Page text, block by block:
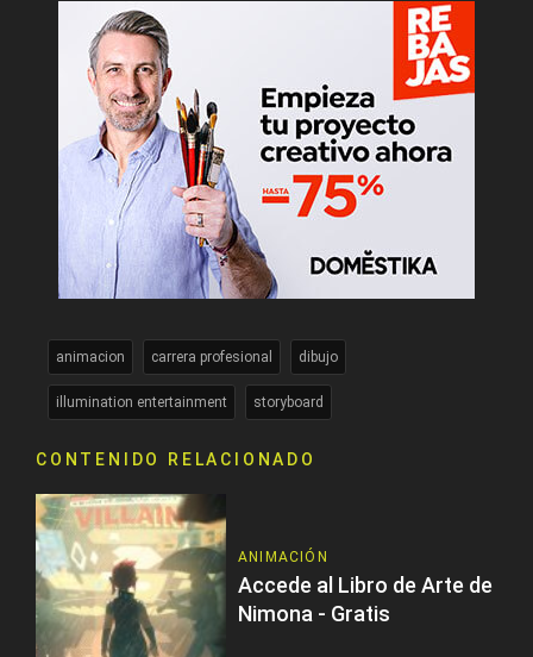
animacion carrera profesional dibujo
illumination entertainment storyboard
CONTENIDO RELACIONADO
ANIMACIÓN
Accede al Libro de Arte de
Nimona - Gratis